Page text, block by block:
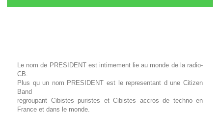
Le nom de PRESIDENT est intimement lie au monde de la radio-
CB.
Plus qu un nom PRESIDENT est le representant d une Citizen
Band
regroupant Cibistes puristes et Cibistes accros de techno en
France et dans le monde.